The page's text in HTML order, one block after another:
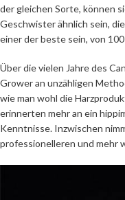
der gleichen Sorte, können
Geschwister ähnlich sein,
einer der beste sein, von
Über die vielen Jahre des
Grower an unzähligen
wie man wohl die
erinnerten mehr an ein
Kenntnisse. Inzwischen
professionelleren und mehr